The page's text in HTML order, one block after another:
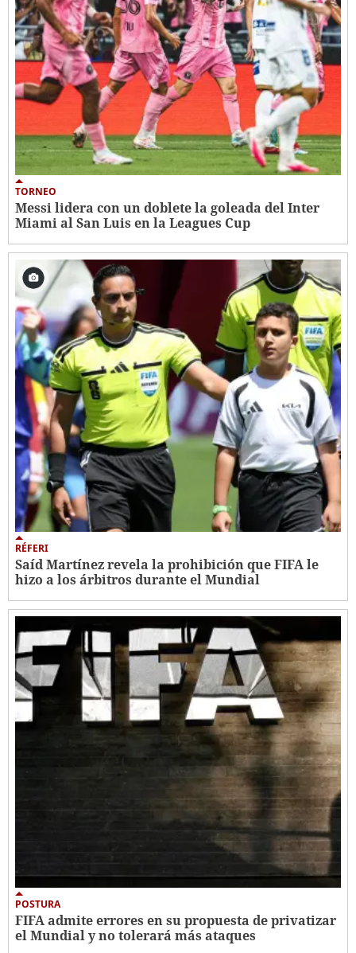
TORNEO
Messi lidera con un doblete la goleada del Inter
Miami al San Luis en la Leagues Cup
RÉFERI
Saíd Martínez revela la prohibición que FIFA le
hizo a los árbitros durante el Mundial
POSTURA
FIFA admite errores en su propuesta de privatizar
el Mundial y no tolerará más ataques